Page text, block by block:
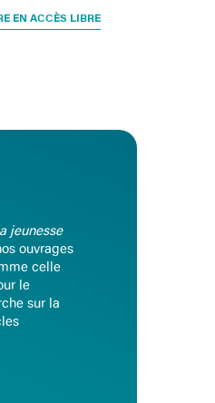
EN ACCÈS LIBRE
jeunesse
ouvrages
celle
le
sur la